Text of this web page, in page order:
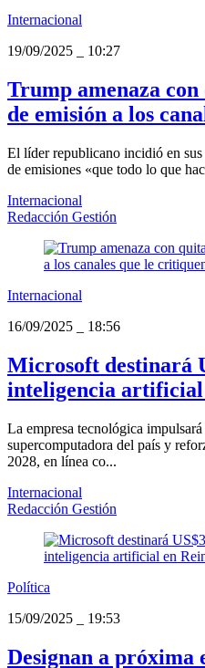
Internacional
19/09/2025
10:27
Trump amenaza
de emisión a los
El líder republicano incidió en
de emisiones «que todo lo que
Internacional
Redacción Gestión
Internacional
16/09/2025
18:56
Microsoft destinará
inteligencia artificial
La empresa tecnológica
supercomputadora del país y
2028, en línea co...
Internacional
Redacción Gestión
Política
15/09/2025
19:53
Designan a próxima